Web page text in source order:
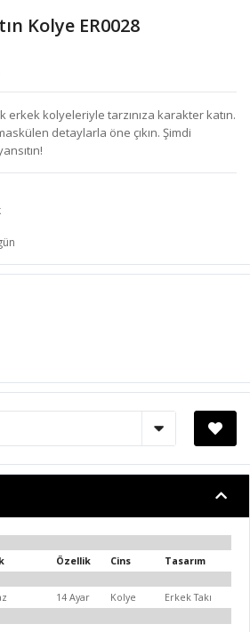
Kolye ER0028
erkek kolyeleriyle tarzınıza karakter katın.
detaylarla öne çıkın. Şimdi
Özellik Cins Tasarım
14 Ayar Kolye Erkek Takı